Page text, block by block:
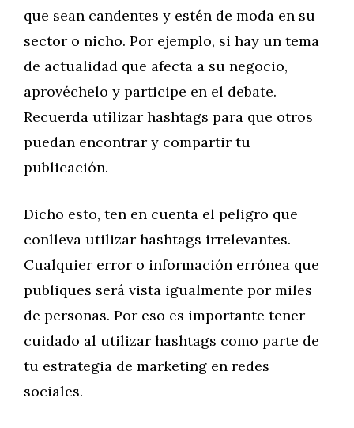
que sean candentes y estén de moda en su
sector o nicho. Por ejemplo, si hay un tema
de actualidad que afecta a su negocio,
aprovéchelo y participe en el debate.
Recuerda utilizar hashtags para que otros
puedan encontrar y compartir tu
publicación.
Dicho esto, ten en cuenta el peligro que
conlleva utilizar hashtags irrelevantes.
Cualquier error o información errónea que
publiques será vista igualmente por miles
de personas. Por eso es importante tener
cuidado al utilizar hashtags como parte de
tu estrategia de marketing en redes
sociales.